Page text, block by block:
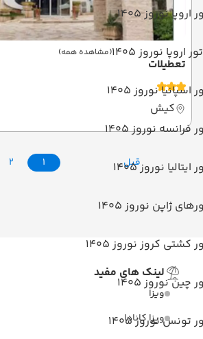
اروپا نوروز 1405
تور اروپا نوروز 1405 (مشاهده همه)
اسپانیا نوروز 1405
فرانسه نوروز 1405
ایتالیا نوروز 1405
ژاپن نوروز 1405
کشتی کروز نوروز 1405
چین نوروز 1405
تونس نوروز 1405
تعطیلات
کیش
قبل 1
2
لینک های مفید
ویزا
ویزا کانادا